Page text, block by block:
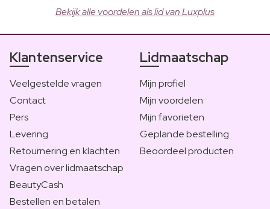
Bekijk alle voordelen als lid van Luxplus
Klantenservice
Veelgestelde vragen
Contact
Pers
Levering
Retournering en klachten
Vragen over lidmaatschap
BeautyCash
Bestellen en betalen
Lidmaatschap
Mijn profiel
Mijn voordelen
Mijn favorieten
Geplande bestelling
Beoordeel producten